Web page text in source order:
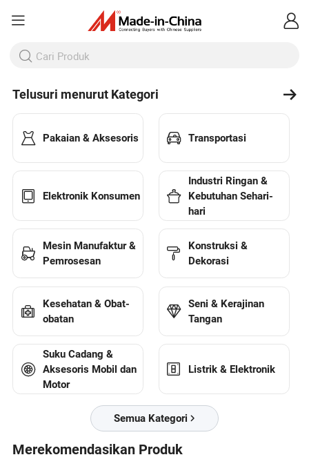
Telusuri menurut Kategori
Pakaian & Aksesoris
Elektronik Konsumen
Mesin Manufaktur &
Pemrosesan
Kesehatan & Obat-
obatan
Suku Cadang &
Aksesoris Mobil dan
Motor
Transportasi
Industri Ringan &
Kebutuhan Sehari-
hari
Konstruksi &
Dekorasi
Seni & Kerajinan
Tangan
Listrik & Elektronik
Semua Kategori
Merekomendasikan Produk